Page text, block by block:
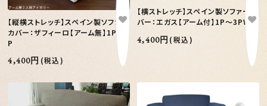
【縦横ストレッチ】スペイン製ソファー
カバー：ザフィーロ【アーム無】1P～3
P
4,400円 (税込)
【横ストレッチ】スペイン製ソファーカ
バー：エガス【アーム付】1P～3PW
4,400円 (税込)